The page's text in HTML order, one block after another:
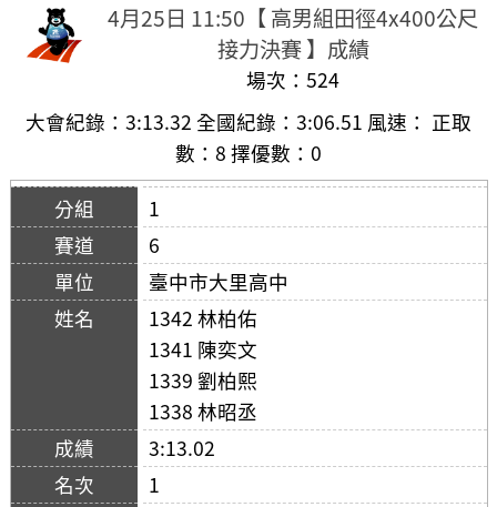
4月25日 11:50【 高男組田徑4x400公尺
接力決賽 】成績
場次：524
大會紀錄：3:13.32 全國紀錄：3:06.51 風速： 正取
數：8 擇優數：0
1
6
臺中市大里高中
1342 林柏佑
1341 陳奕文
1339 劉柏熙
1338 林昭丞
3:13.02
1